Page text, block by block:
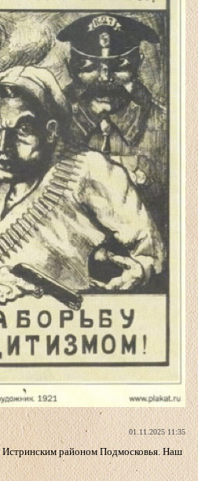
01.11.2025 11:35
Истринским районом Подмосковья. Наш